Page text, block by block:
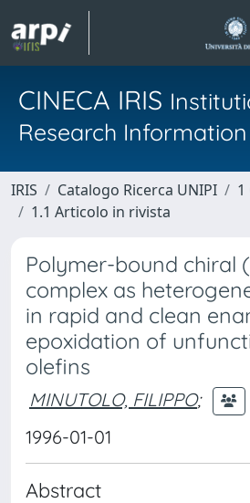
CINECA IRIS
Research
IRIS Catalogo Ricerca UNIPI
1
1.1 Articolo in rivista
Polymer-bound chiral
complex as
in rapid and clean
epoxidation of
olefins
MINUTOLO, FILIPPO;
1996-01-01
Abstract